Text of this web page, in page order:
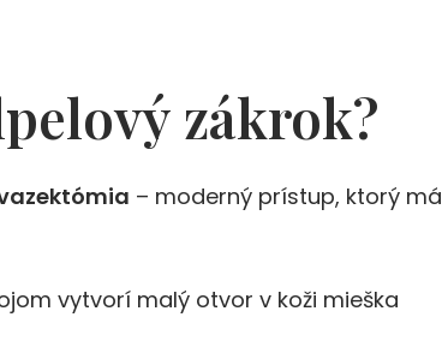
zákrok?
– moderný prístup, ktorý má
vytvorí malý otvor v koži mieška